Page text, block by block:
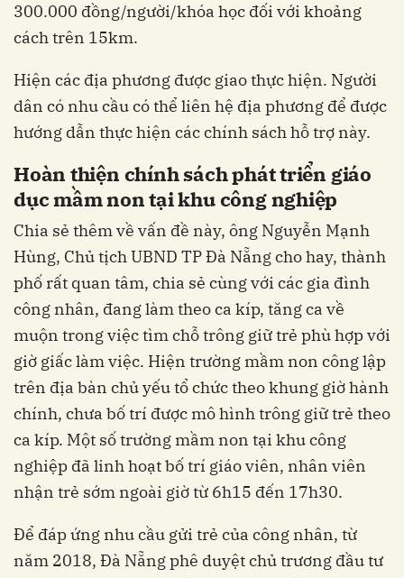
300.000 đồng/người/khóa học đối với khoảng
cách trên 15km.
Hiện các địa phương được giao thực hiện. Người
dân có nhu cầu có thể liên hệ địa phương để được
hướng dẫn thực hiện các chính sách hỗ trợ này.
Hoàn thiện chính sách phát triển giáo
dục mầm non tại khu công nghiệp
Chia sẻ thêm về vấn đề này, ông Nguyễn Mạnh
Hùng, Chủ tịch UBND TP Đà Nẵng cho hay, thành
phố rất quan tâm, chia sẻ cùng với các gia đình
công nhân, đang làm theo ca kíp, tăng ca về
muộn trong việc tìm chỗ trông giữ trẻ phù hợp với
giờ giấc làm việc. Hiện trường mầm non công lập
trên địa bàn chủ yếu tổ chức theo khung giờ hành
chính, chưa bố trí được mô hình trông giữ trẻ theo
ca kíp. Một số trường mầm non tại khu công
nghiệp đã linh hoạt bố trí giáo viên, nhân viên
nhận trẻ sớm ngoài giờ từ 6h15 đến 17h30.
Để đáp ứng nhu cầu gửi trẻ của công nhân, từ
năm 2018, Đà Nẵng phê duyệt chủ trương đầu tư